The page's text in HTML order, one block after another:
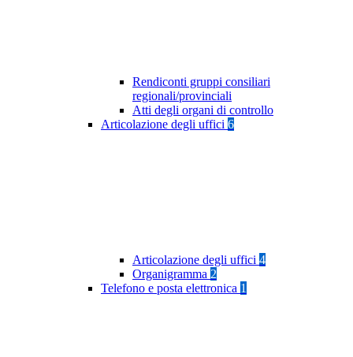
Rendiconti gruppi consiliari
regionali/provinciali
Atti degli organi di controllo
Articolazione degli uffici 6
Articolazione degli uffici 4
Organigramma 2
Telefono e posta elettronica 1